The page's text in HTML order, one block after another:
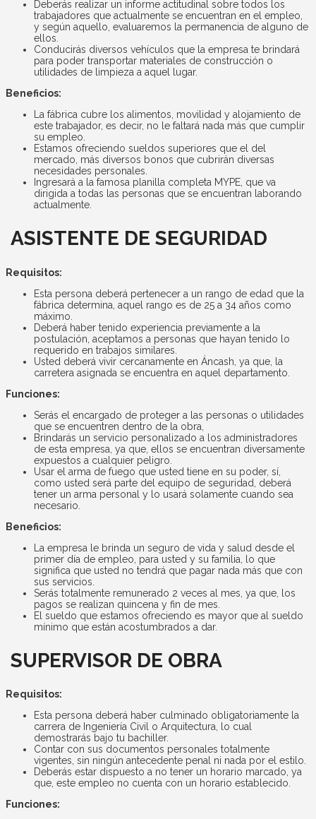
Deberás realizar un informe actitudinal sobre todos los
trabajadores que actualmente se encuentran en el empleo,
y según aquello, evaluaremos la permanencia de alguno de
ellos.
Conducirás diversos vehículos que la empresa te brindará
para poder transportar materiales de construcción o
utilidades de limpieza a aquel lugar.
Beneficios:
La fábrica cubre los alimentos, movilidad y alojamiento de
este trabajador, es decir, no le faltará nada más que cumplir
su empleo.
Estamos ofreciendo sueldos superiores que el del
mercado, más diversos bonos que cubrirán diversas
necesidades personales.
Ingresará a la famosa planilla completa MYPE, que va
dirigida a todas las personas que se encuentran laborando
actualmente.
ASISTENTE DE SEGURIDAD
Requisitos:
Esta persona deberá pertenecer a un rango de edad que la
fábrica determina, aquel rango es de 25 a 34 años como
máximo.
Deberá haber tenido experiencia previamente a la
postulación, aceptamos a personas que hayan tenido lo
requerido en trabajos similares.
Usted deberá vivir cercanamente en Áncash, ya que, la
carretera asignada se encuentra en aquel departamento.
Funciones:
Serás el encargado de proteger a las personas o utilidades
que se encuentren dentro de la obra,
Brindarás un servicio personalizado a los administradores
de esta empresa, ya que, ellos se encuentran diversamente
expuestos a cualquier peligro.
Usar el arma de fuego que usted tiene en su poder, sí,
como usted será parte del equipo de seguridad, deberá
tener un arma personal y lo usará solamente cuando sea
necesario.
Beneficios:
La empresa le brinda un seguro de vida y salud desde el
primer día de empleo, para usted y su familia, lo que
significa que usted no tendrá que pagar nada más que con
sus servicios.
Serás totalmente remunerado 2 veces al mes, ya que, los
pagos se realizan quincena y fin de mes.
El sueldo que estamos ofreciendo es mayor que al sueldo
mínimo que están acostumbrados a dar.
SUPERVISOR DE OBRA
Requisitos:
Esta persona deberá haber culminado obligatoriamente la
carrera de Ingeniería Civil o Arquitectura, lo cual
demostrarás bajo tu bachiller.
Contar con sus documentos personales totalmente
vigentes, sin ningún antecedente penal ni nada por el estilo.
Deberás estar dispuesto a no tener un horario marcado, ya
que, este empleo no cuenta con un horario establecido.
Funciones: